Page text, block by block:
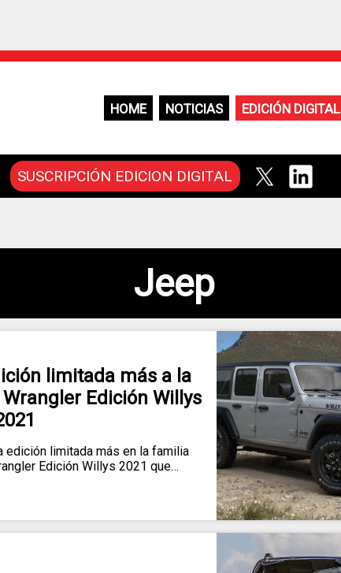
HOME NOTICIAS EDICIÓN DIGITAL
SUSCRIPCIÓN EDICION DIGITAL
Jeep
limitada más a la
Edición Willys
edición limitada más en la familia
Edición Willys 2021 que…